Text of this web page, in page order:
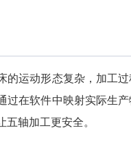
的运动形态复杂，加工
过在软件中映射实际生
五轴加工更安全。